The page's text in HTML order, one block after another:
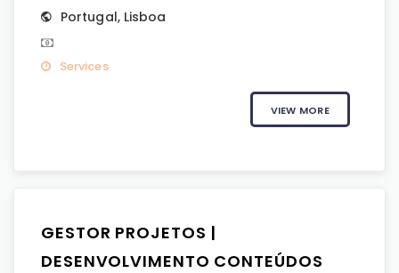
Portugal, Lisboa
Services
VIEW MORE
GESTOR PROJETOS |
DESENVOLVIMENTO CONTEÚDOS